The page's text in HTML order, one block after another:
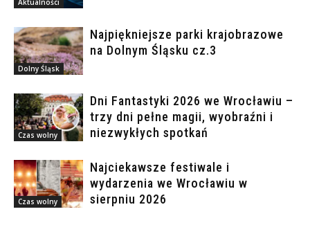
Dolny Śląsk
Najpiękniejsze parki krajobrazowe
na Dolnym Śląsku cz.3
Czas wolny
Dni Fantastyki 2026 we Wrocławiu –
trzy dni pełne magii, wyobraźni i
niezwykłych spotkań
Czas wolny
Najciekawsze festiwale i
wydarzenia we Wrocławiu w
sierpniu 2026